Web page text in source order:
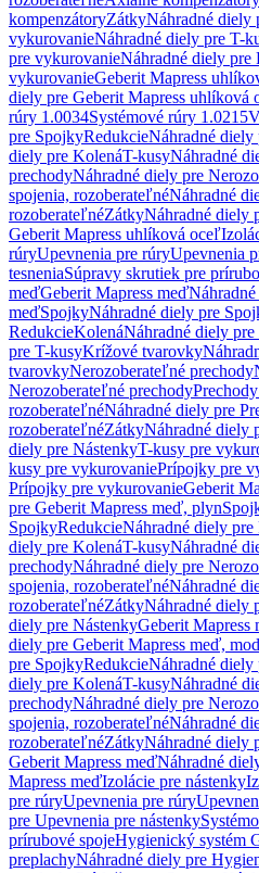
kompenzátoryZátkyNáhradné diely
vykurovanieNáhradné diely pre T-
pre vykurovanieNáhradné diely pre
vykurovanieGeberit Mapress
diely pre Geberit Mapress
rúry 1.0034Systémové rúry 1.0215
pre SpojkyRedukcieNáhradné diely
diely pre KolenáT-kusyNáhradné
prechodyNáhradné diely pre
spojenia, rozoberateľnéNáhradné
rozoberateľnéZátkyNáhradné diely
Geberit Mapress uhlíková oceľ
rúryUpevnenia pre rúryUpevnenia
tesneniaSúpravy skrutiek pre
meďGeberit Mapress meď
meďSpojkyNáhradné diely pre
RedukcieKolenáNáhradné diely pre
pre T-kusyKrížové tvarovky
tvarovkyNerozoberateľné prechody
Nerozoberateľné prechody
rozoberateľnéNáhradné diely pre
rozoberateľnéZátkyNáhradné diely
diely pre NástenkyT-kusy pre
kusy pre vykurovaniePrípojky pre
Prípojky pre vykurovanieGeberit
pre Geberit Mapress meď, plyn
SpojkyRedukcieNáhradné diely pre
diely pre KolenáT-kusyNáhradné
prechodyNáhradné diely pre
spojenia, rozoberateľnéNáhradné
rozoberateľnéZátkyNáhradné diely
diely pre NástenkyGeberit
diely pre Geberit Mapress meď,
pre SpojkyRedukcieNáhradné diely
diely pre KolenáT-kusyNáhradné
prechodyNáhradné diely pre
spojenia, rozoberateľnéNáhradné
rozoberateľnéZátkyNáhradné diely
Geberit Mapress meďNáhradné
Mapress meďIzolácie pre nástenky
pre rúryUpevnenia pre rúry
pre Upevnenia pre nástenky
prírubové spojeHygienický systém
preplachyNáhradné diely pre